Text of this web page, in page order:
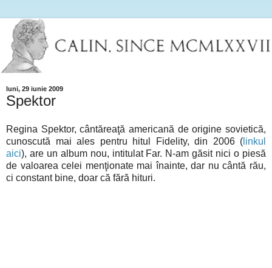
luni, 29 iunie 2009
Spektor
Regina Spektor, cântăreaţă americană de origine sovietică,
cunoscută mai ales pentru hitul Fidelity, din 2006 ( linkul
aici), are un album nou, intitulat Far. N-am găsit nici o piesă
de valoarea celei menţionate mai înainte, dar nu cântă rău,
ci constant bine, doar că fără hituri.